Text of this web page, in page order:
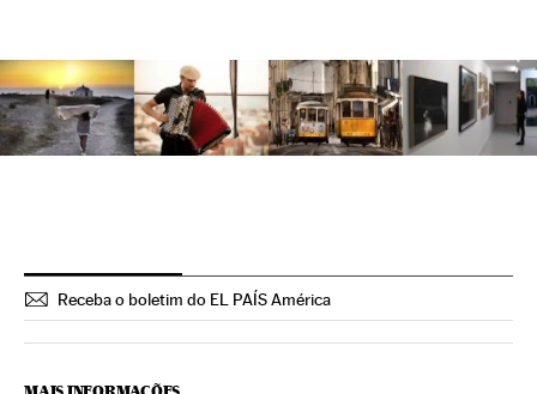
Receba o boletim do EL PAÍS América